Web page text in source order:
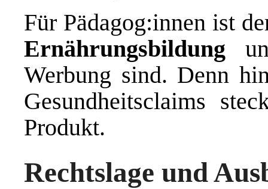
Für Pädagog:innen ist
Ernährungsbildung
Werbung sind. Denn
Gesundheitsclaims
Produkt.
Rechtslage und